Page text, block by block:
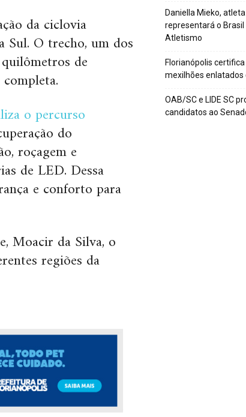
da ciclovia
Sul. O trecho, um dos
de
o percurso
do
roçagem e
de LED. Dessa
e conforto para
Moacir da Silva, o
regiões da
Daniella Mieko,
representará o
Atletismo
Florianópolis
mexilhões enlatados
OAB/SC e LIDE SC
candidatos ao